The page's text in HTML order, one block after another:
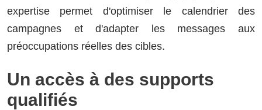
expertise permet d'optimiser le calendrier des
campagnes et d'adapter les messages aux
préoccupations réelles des cibles.
Un accès à des supports
qualifiés